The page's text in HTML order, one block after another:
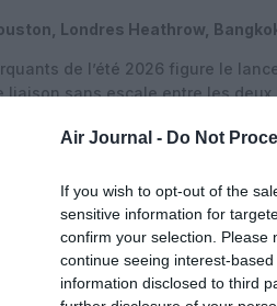
Air Journal - Do Not
If you wish to opt-out of the
sensitive information for
confirm your selection. Please
continue seeing interest-
information disclosed to third
Londres Heathrow,
de l’été 2026 figure le
liaison sans escale entre les
de Berlin, cette ligne s’inscrit dans
nord-américain, jugé«
»
juin et septembre, en
Boston, Chicago,
São Paulo, Buenos Aires ou Rio
remet également Londres
opérée deux fois par